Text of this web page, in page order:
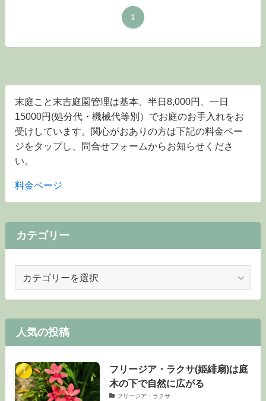
1
末庭こと末吉庭園管理は基本、半日8,000円、一日
15000円(処分代・機械代等別）でお庭のお手入れをお
受けしています。関心がおありの方は下記の料金ペー
ジをタップし、問合せフォームからお知らせくださ
い。
料金ページ
カテゴリー
ゴ
ー
人気の投稿
フリージア・ラクサ(姫緋扇)は庭
木の下で自然に広がる
フリージア・ラクサ